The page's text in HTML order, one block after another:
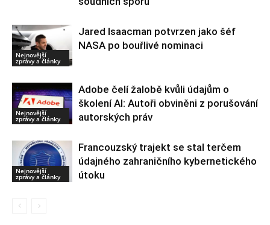
Nejnovější
zprávy a články
Jared Isaacman potvrzen jako šéf
NASA po bouřlivé nominaci
Nejnovější
zprávy a články
Adobe čelí žalobě kvůli údajům o
školení AI: Autoři obviněni z porušování
autorských práv
Nejnovější
zprávy a články
Francouzský trajekt se stal terčem
údajného zahraničního kybernetického
útoku